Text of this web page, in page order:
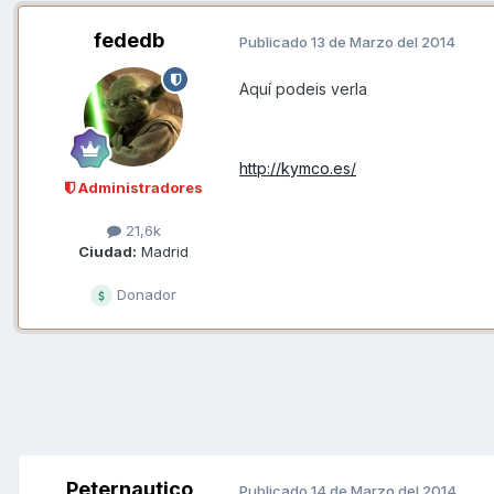
fededb
Administradores
21,6k
Ciudad: Madrid
Donador
Publicado 13 de Marzo del 2014
Aquí podeis verla
http://kymco.es/